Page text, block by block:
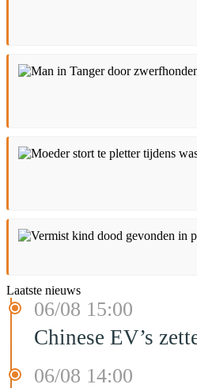
Laatste nieuws
06/08 15:00
Chinese EV’s
06/08 14:00